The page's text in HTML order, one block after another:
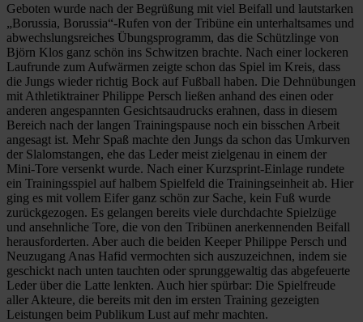
Geboten wurde nach der Begrüßung mit viel Beifall und lautstarken
„Borussia, Borussia“-Rufen von der Tribüne ein unterhaltsames und
abwechslungsreiches Übungsprogramm, das die Schützlinge von
Björn Klos ganz schön ins Schwitzen brachte. Nach einer lockeren
Laufrunde zum Aufwärmen zeigte schon das Spiel im Kreis, dass
die Jungs wieder richtig Bock auf Fußball haben. Die Dehnübungen
mit Athletiktrainer Philippe Persch ließen anhand des einen oder
anderen angespannten Gesichtsaudrucks erahnen, dass in diesem
Bereich nach der langen Trainingspause noch ein bisschen Arbeit
angesagt ist. Mehr Spaß machte den Jungs da schon das Umkurven
der Slalomstangen, ehe das Leder meist zielgenau in einem der
Mini-Tore versenkt wurde. Nach einer Kurzsprint-Einlage rundete
ein Trainingsspiel auf halbem Spielfeld die Trainingseinheit ab. Hier
ging es mit vollem Eifer ganz schön zur Sache, kein Fuß wurde
zurückgezogen. Es gelangen bereits viele durchdachte Spielzüge
und ansehnliche Tore, die von den Tribünen anerkennenden Beifall
herausforderten. Aber auch die beiden Keeper Philippe Persch und
Neuzugang Anas Hafid vermochten sich auszuzeichnen, indem sie
geschickt nach unten tauchten oder sprunggewaltig das abgefeuerte
Leder über die Latte lenkten. Auch hier spürbar: Die Spielfreude
aller Akteure, die bereits mit den im ersten Training gezeigten
Leistungen beim Publikum Lust auf mehr machten.